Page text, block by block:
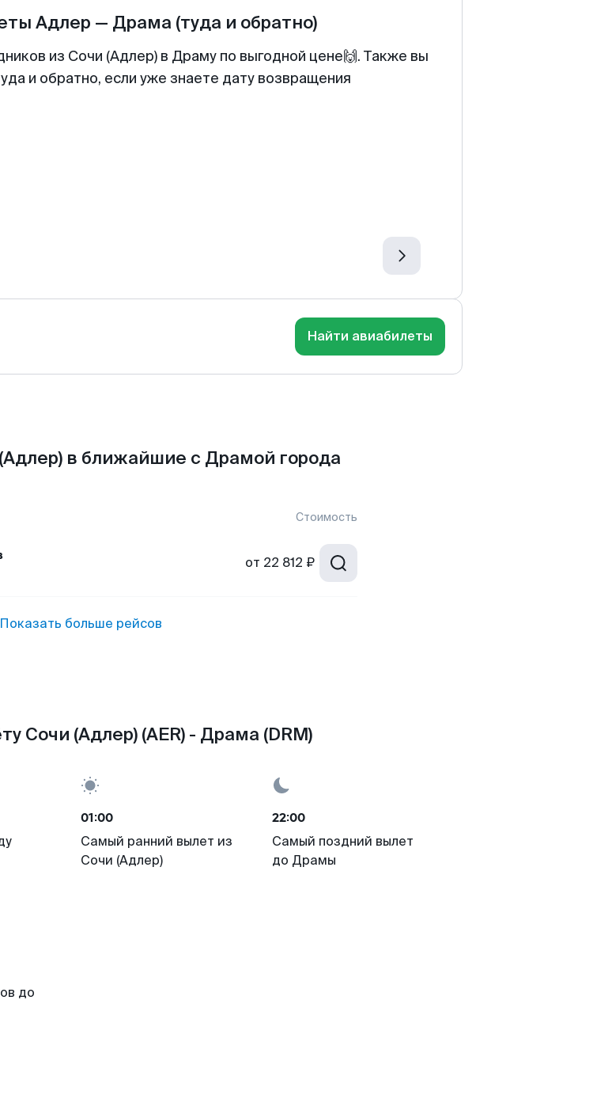
Адлер — Драма (туда и обратно)
из Сочи (Адлер) в Драму по выгодной цене🙌. Также вы
и обратно, если уже знаете дату возвращения
Найти авиабилеты
в ближайшие с Драмой города
Стоимость
от 22 812 ₽
Показать больше рейсов
Сочи (Адлер) (AER) - Драма (DRM)
01:00
Самый ранний вылет из
Сочи (Адлер)
22:00
Самый поздний вылет
до Драмы
до